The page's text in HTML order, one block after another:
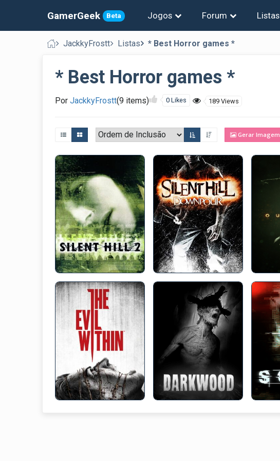
GamerGeek Beta Jogos Forum Listas
JackkyFrostt Listas * Best Horror games *
* Best Horror games *
Por JackkyFrostt(9 items) 0 Likes 189 Views
Gerar Imagem